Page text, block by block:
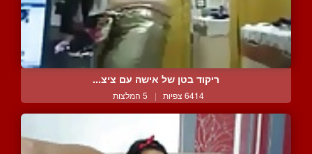
ריקוד בטן של אישה עם ציצ...
6414 צפיות | 5 המלצות